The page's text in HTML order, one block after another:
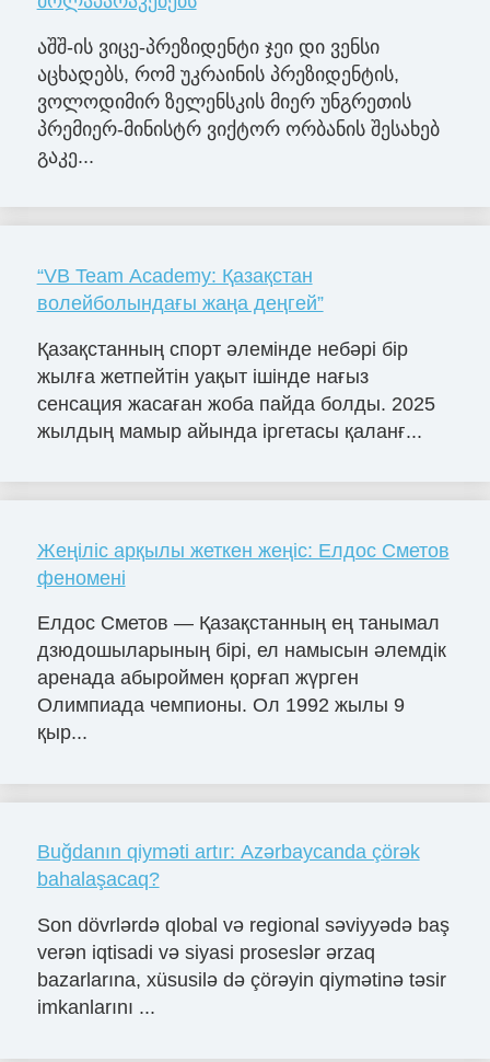
აშშ-ის ვიცე-პრეზიდენტი ჯეი დი ვენსი
აცხადებს, რომ უკრაინის პრეზიდენტის,
ვოლოდიმირ ზელენსკის მიერ უნგრეთის
პრემიერ-მინისტრ ვიქტორ ორბანის შესახებ
გაკე...
“VB Team Academy: Қазақстан
волейболындағы жаңа деңгей”
Қазақстанның спорт әлемінде небәрі бір
жылға жетпейтін уақыт ішінде нағыз
сенсация жасаған жоба пайда болды. 2025
жылдың мамыр айында іргетасы қаланғ...
Жеңіліс арқылы жеткен жеңіс: Елдос Сметов
феномені
Елдос Сметов — Қазақстанның ең танымал
дзюдошыларының бірі, ел намысын әлемдік
аренада абыроймен қорғап жүрген
Олимпиада чемпионы. Ол 1992 жылы 9
қыр...
Buğdanın qiyməti artır: Azərbaycanda çörək
bahalaşacaq?
Son dövrlərdə qlobal və regional səviyyədə baş
verən iqtisadi və siyasi proseslər ərzaq
bazarlarına, xüsusilə də çörəyin qiymətinə təsir
imkanlarını ...